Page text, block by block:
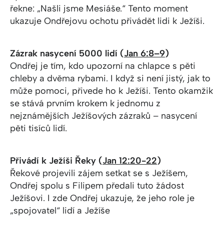
řekne: „Našli jsme Mesiáše.“ Tento moment
ukazuje Ondřejovu ochotu přivádět lidi k Ježíši.
Zázrak nasycení 5000 lidí (Jan 6:8–9)
Ondřej je tím, kdo upozorní na chlapce s pěti
chleby a dvěma rybami. I když si není jistý, jak to
může pomoci, přivede ho k Ježíši. Tento okamžik
se stává prvním krokem k jednomu z
nejznámějších Ježíšových zázraků – nasycení
pěti tisíců lidí.
Přivádí k Ježíši Řeky (Jan 12:20-22)
Řekové projevili zájem setkat se s Ježíšem,
Ondřej spolu s Filipem předali tuto žádost
Ježíšovi. I zde Ondřej ukazuje, že jeho role je
„spojovatel“ lidí a Ježíše